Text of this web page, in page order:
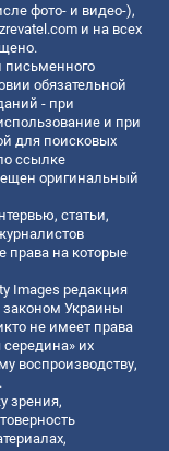
фото- и видео-),
и на всех
письменного
обязательной
- при
и при
для поисковых
ссылке
оригинальный
статьи,
на которые
Images редакция
Украины
не имеет права
их
воспроизводству,
зрения,